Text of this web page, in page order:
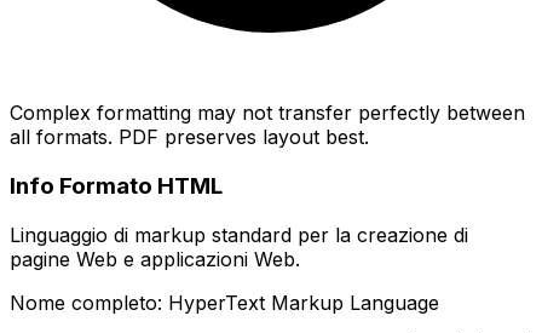
Complex formatting may not transfer perfectly between
all formats. PDF preserves layout best.
Info Formato HTML
Linguaggio di markup standard per la creazione di
pagine Web e applicazioni Web.
Nome completo: HyperText Markup Language